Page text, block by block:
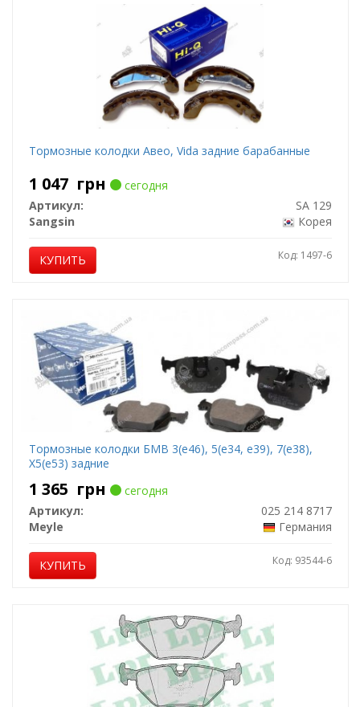
Тормозные колодки Авео, Vida задние барабанные
1 047 грн
сегодня
Артикул:
SA 129
Sangsin
Корея
КУПИТЬ Код: 1497-6
Тормозные колодки БМВ 3(е46), 5(е34, е39), 7(е38),
Х5(е53) задние
1 365 грн
сегодня
Артикул:
025 214 8717
Meyle
Германия
КУПИТЬ Код: 93544-6